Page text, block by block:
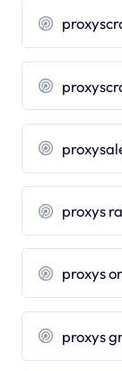
proxys
proxys
proxys